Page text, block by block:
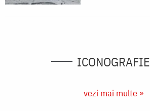
ICONOGRAFIE
vezi mai multe »